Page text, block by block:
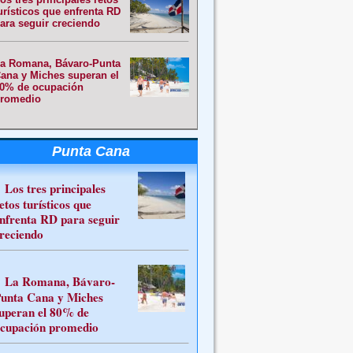
que enfrenta RD
seguir creciendo
Romana, Bávaro-Punta
y Miches superan el
de ocupación
Punta Cana
Los tres principales
turísticos que
RD para seguir
La Romana, Bávaro-
Cana y Miches
el 80% de
promedio